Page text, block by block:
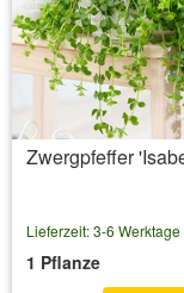
Zwergpfeffer
Lieferzeit: 3-6 Werktage
1 Pflanze